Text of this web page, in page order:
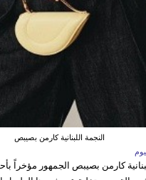
النجمة اللبنانية كارمن بصيبص
كارمن بصيبص الجمهور مؤخراً